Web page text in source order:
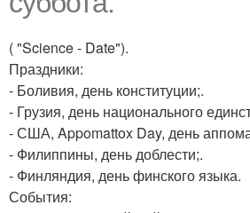
( "Science - Date").
Праздники:
- Боливия, день конституции;.
- Грузия, день национального
- США, Appomattox Day, день
- Филиппины, день доблести;.
- Финляндия, день финского языка.
События: